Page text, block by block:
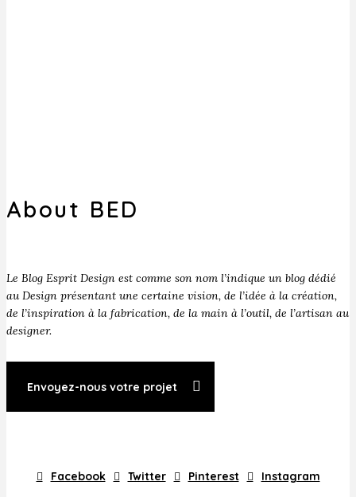
About BED
Le Blog Esprit Design est comme son nom l’indique un blog dédié
au Design présentant une certaine vision, de l’idée à la création,
de l’inspiration à la fabrication, de la main à l’outil, de l’artisan au
designer.
Envoyez-nous votre projet
Facebook Twitter Pinterest Instagram